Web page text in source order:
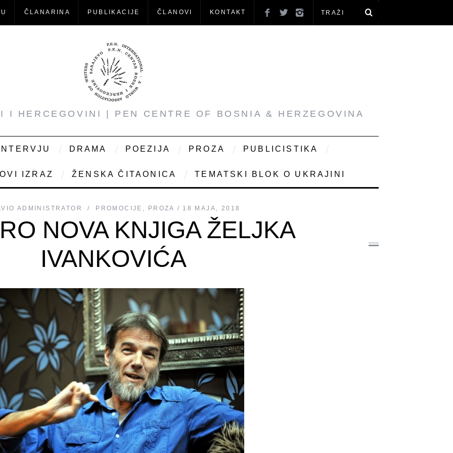
ČLANARINA PUBLIKACIJE ČLANOVI KONTAKT
I HERCEGOVINI | PEN CENTRE OF BOSNIA & HERZEGOVINA
DRAMA POEZIJA PROZA PUBLICISTIKA
IZRAZ ŽENSKA ČITAONICA TEMATSKI BLOK O UKRAJINI
ADMINISTRATOR PROMOCIJE , PROZA 18 MAJA, 2018
NOVA KNJIGA ŽELJKA
IVANKOVIĆA